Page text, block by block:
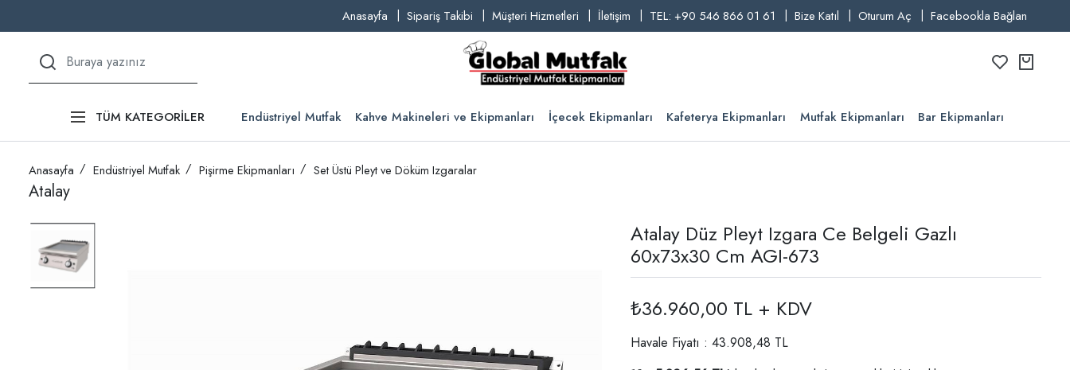
Anasayfa Sipariş Takibi Müşteri Hizmetleri İletişim TEL: +90 546 866 01 61 Bize Katıl Oturum Aç Facebookla Bağlan
TÜM KATEGORİLER Endüstriyel Mutfak Kahve Makineleri ve Ekipmanları İçecek Ekipmanları Kafeterya Ekipmanları Mutfak Ekipmanları Bar Ekipmanları
Anasayfa Endüstriyel Mutfak Pişirme Ekipmanları Set Üstü Pleyt ve Döküm Izgaralar
Atalay
Atalay Düz Pleyt Izgara Ce Belgeli Gazlı
60x73x30 Cm AGI-673
₺36.960,00 TL + KDV
Havale Fiyatı : 43.908,48 TL